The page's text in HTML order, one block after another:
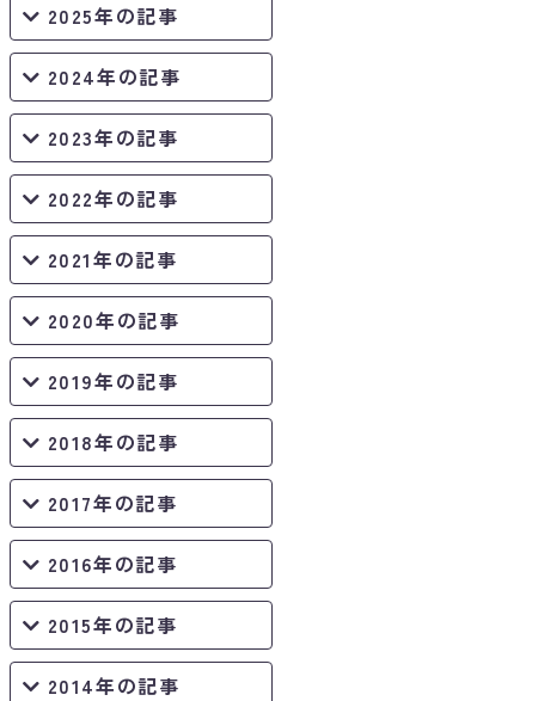
2025年の記事
2024年の記事
2023年の記事
2022年の記事
2021年の記事
2020年の記事
2019年の記事
2018年の記事
2017年の記事
2016年の記事
2015年の記事
2014年の記事